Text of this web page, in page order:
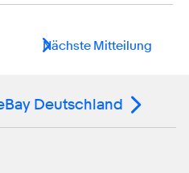
Nächste Mitteilung
Deutschland